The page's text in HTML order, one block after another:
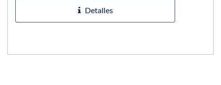
Detalles